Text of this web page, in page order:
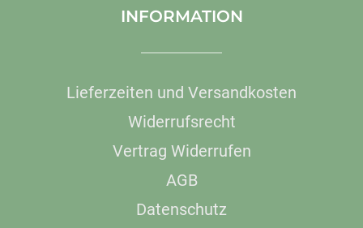
INFORMATION
Lieferzeiten und Versandkosten
Widerrufsrecht
Vertrag Widerrufen
AGB
Datenschutz